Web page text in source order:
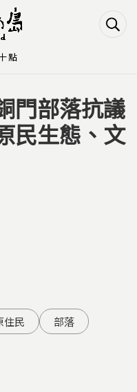
門部落抗議
民生態、文
住民
部落
點